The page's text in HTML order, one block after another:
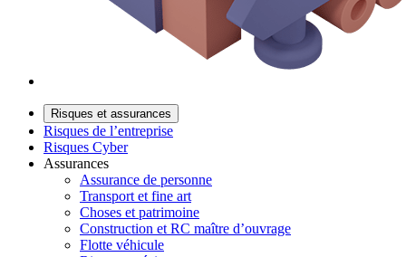
Risques et assurances
Risques de l’entreprise
Risques Cyber
Assurances
Assurance de personne
Transport et fine art
Choses et patrimoine
Construction et RC maître d’ouvrage
Flotte véhicule